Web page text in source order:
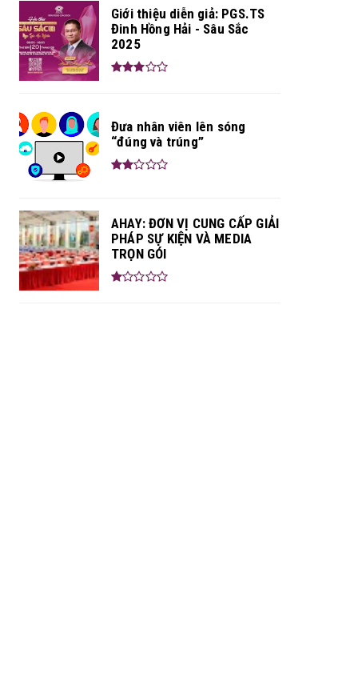
Giới thiệu diễn giả: PGS.TS
Đinh Hồng Hải - Sâu Sắc
2025
Đưa nhân viên lên sóng
“đúng và trúng”
AHAY: ĐƠN VỊ CUNG CẤP GIẢI
PHÁP SỰ KIỆN VÀ MEDIA
TRỌN GÓI